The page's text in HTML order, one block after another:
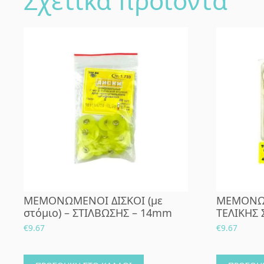
ΜΕΜΟΝΩΜΕΝΟΙ ΔΙΣΚΟΙ (με
στόμιο) – ΣΤΙΛΒΩΣΗΣ – 14mm
€9.67
ΤΕΛΙΚΗΣ
€9.67